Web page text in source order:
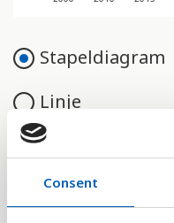
Consent
Stapeldiagram
Linje
Platt